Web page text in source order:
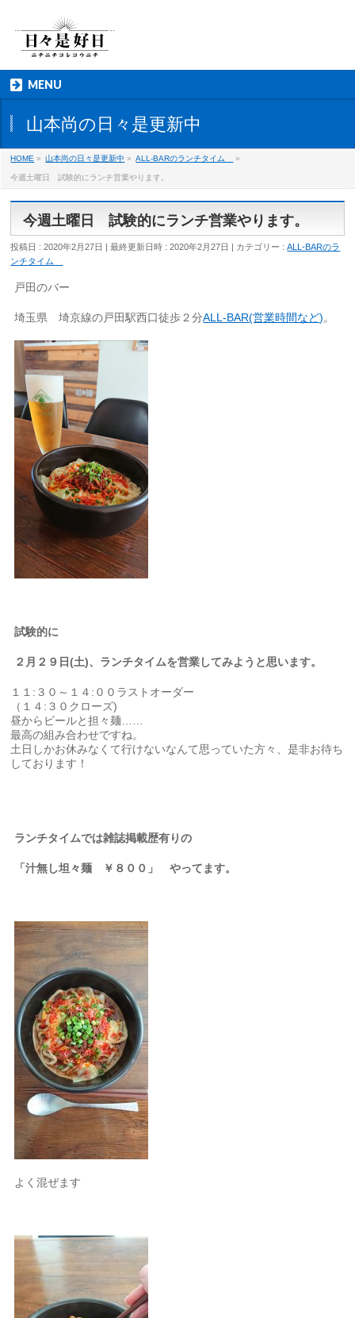
MENU
山本尚の日々是更新中
HOME » 山本尚の日々是更新中 » ALL-BARのランチタイム »
今週土曜日 試験的にランチ営業やります。
今週土曜日 試験的にランチ営業やります。
投稿日 : 2020年2月27日 最終更新日時 : 2020年2月27日 カテゴリー :ALL-BARのラ
ンチタイム
戸田のバー
埼玉県 埼京線の戸田駅西口徒歩２分ALL-BAR(営業時間など)。
試験的に
２月２９日(土)、ランチタイムを営業してみようと思います。
１１:３０～１４:００ラストオーダー
（１４:３０クローズ)
昼からビールと担々麺……
最高の組み合わせですね。
土日しかお休みなくて行けないなんて思っていた方々、是非お待ち
しております！
ランチタイムでは雑誌掲載歴有りの
「汁無し坦々麺 ￥８００」 やってます。
よく混ぜます